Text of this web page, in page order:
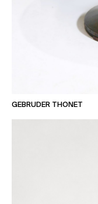
GEBRUDER THONET